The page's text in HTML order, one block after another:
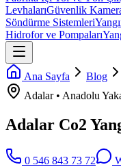
LevhalarıGüvenlik
Söndürme Sistemleri
Hidrofor ve Pompaları
Ana Sayfa Blog
Adalar• Anadolu
Adalar Co2
0 546 843 73 72